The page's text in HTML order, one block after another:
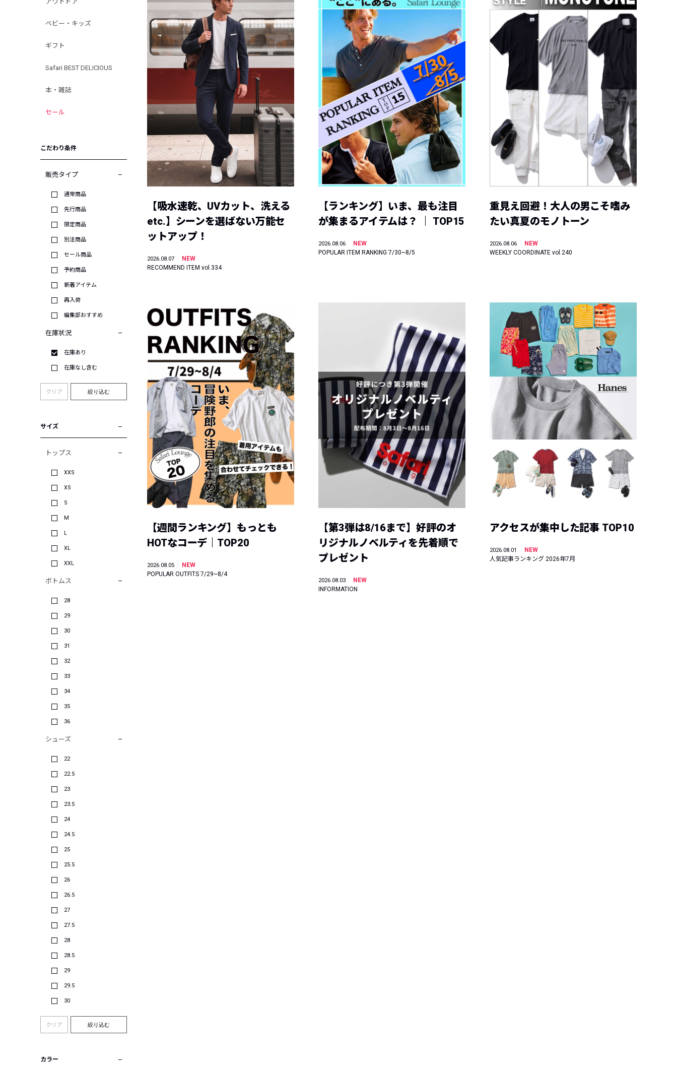
ベビー・キッズ
ギフト
Safari BEST DELICIOUS
本・雑誌
セール
こだわり条件
販売タイプ
通常商品
先行商品
限定商品
別注商品
セール商品
予約商品
新着アイテム
再入荷
編集部おすすめ
在庫状況
在庫あり
在庫なし含む
クリア 絞り込む
サイズ
トップス
XXS
XS
S
M
L
XL
XXL
ボトムス
28
29
30
31
32
33
34
35
36
シューズ
22
22.5
23
23.5
24
24.5
25
25.5
26
26.5
27
27.5
28
28.5
29
29.5
30
クリア 絞り込む
カラー
【吸水速乾、UVカット、洗える
etc.】シーンを選ばない万能セ
ットアップ！
2026.08.07
NEW
RECOMMEND ITEM vol.334
【ランキング】いま、最も注目
が集まるアイテムは？ ｜ TOP15
2026.08.06
NEW
POPULAR ITEM RANKING 7/30~8/5
重見え回避！大人の男こそ嗜み
たい真夏のモノトーン
2026.08.06
NEW
WEEKLY COORDINATE vol.240
【週間ランキング】もっとも
HOTなコーデ｜TOP20
2026.08.05
NEW
POPULAR OUTFITS 7/29~8/4
【第3弾は8/16まで】好評のオ
リジナルノベルティを先着順で
プレゼント
2026.08.03
NEW
INFORMATION
アクセスが集中した記事 TOP10
2026.08.01
NEW
人気記事ランキング 2026年7月